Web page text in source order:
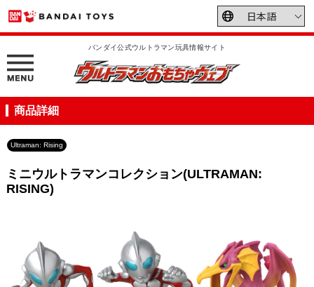
バンダイ公式ウルトラマン玩具情報サイト
商品詳細
Ultraman: Rising
ミニウルトラマンコレクション(ULTRAMAN:
RISING)